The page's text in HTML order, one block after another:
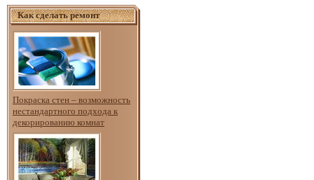
Как сделать ремонт
Покраска стен – возможность
нестандартного подхода к
декорированию комнат